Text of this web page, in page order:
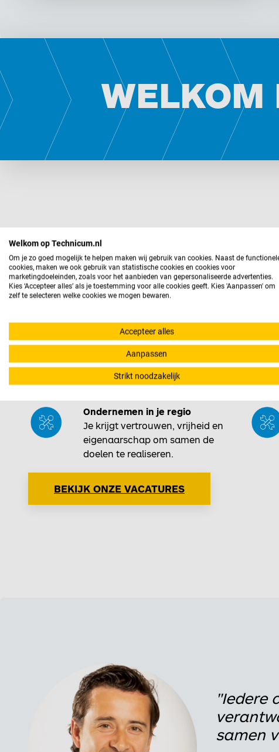
WELKOM
Redenen om bijTechnicum
te komen werken
Werk bij een specialist!
100% focus op techniek. Dat
maakt jouw werk concreet,
doelgericht én impactvol
Ondernemen in je regio
Je krijgt vertrouwen, vrijheid en
eigenaarschap om samen de
doelen te realiseren.
BEKIJK ONZE VACATURES
"Iedere
samen
Welkom op Technicum.nl
Om je zo goed mogelijk te helpen maken wij gebruik van cookies. Naast de
cookies, maken we ook gebruik van statistische cookies en cookies voor
marketingdoeleinden, zoals voor het aanbieden van gepersonaliseerde advertenties.
Kies ‘Accepteer alles’ als je toestemming voor alle cookies geeft. Kies 'Aanpassen' om
zelf te selecteren welke cookies we mogen bewaren.
Accepteer alles
Aanpassen
Strikt noodzakelijk